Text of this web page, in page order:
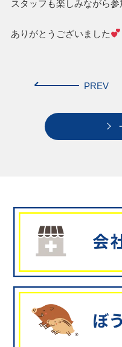
スタッフも楽しみながら
ありがとうございました
PREV